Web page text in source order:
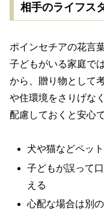
相手のライフス
ポインセチアの花言
子どもがいる家庭で
から、贈り物として
や住環境をさりげな
配慮しておくと安心で
犬や猫などペッ
子どもが誤って
える
心配な場合は別